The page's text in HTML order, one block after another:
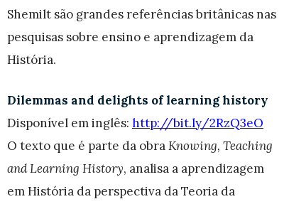
Shemilt são grandes referências britânicas nas
pesquisas sobre ensino e aprendizagem da
História.
Dilemmas and delights of learning history
Disponível em inglês: http://bit.ly/2RzQ3eO
O texto que é parte da obraKnowing, Teaching
and Learning History, analisa a aprendizagem
em História da perspectiva da Teoria da